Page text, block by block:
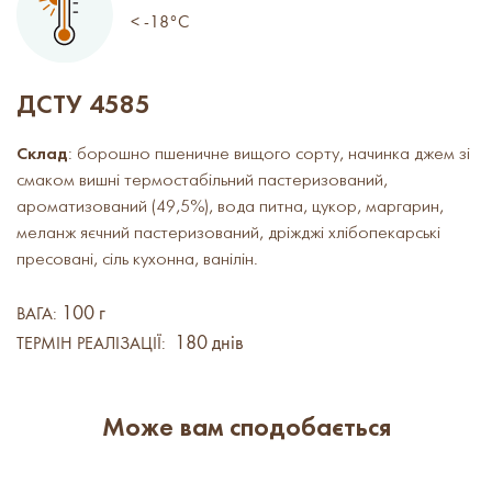
< -18°C
ДСТУ 4585
Склад: борошно пшеничне вищого сорту, начинка джем зі
смаком вишні термостабільний пастеризований,
ароматизований (49,5%), вода питна, цукор, маргарин,
меланж яєчний пастеризований, дріжджі хлібопекарські
пресовані, сіль кухонна, ванілін.
ВАГА: 100 г
ТЕРМІН РЕАЛІЗАЦІЇ: 180 днів
Може вам сподобається